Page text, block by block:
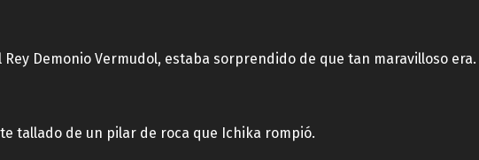
Demonio Vermudol, estaba sorprendido de que tan maravilloso era.
tallado de un pilar de roca que Ichika rompió.